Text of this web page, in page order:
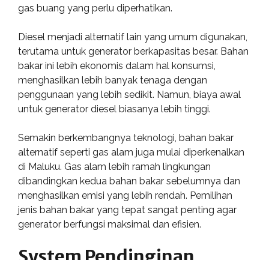
gas buang yang perlu diperhatikan.
Diesel menjadi alternatif lain yang umum digunakan,
terutama untuk generator berkapasitas besar. Bahan
bakar ini lebih ekonomis dalam hal konsumsi,
menghasilkan lebih banyak tenaga dengan
penggunaan yang lebih sedikit. Namun, biaya awal
untuk generator diesel biasanya lebih tinggi.
Semakin berkembangnya teknologi, bahan bakar
alternatif seperti gas alam juga mulai diperkenalkan
di Maluku. Gas alam lebih ramah lingkungan
dibandingkan kedua bahan bakar sebelumnya dan
menghasilkan emisi yang lebih rendah. Pemilihan
jenis bahan bakar yang tepat sangat penting agar
generator berfungsi maksimal dan efisien.